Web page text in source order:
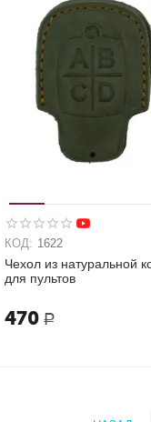
КОД: 1622
Чехол из натуральной
для пультов
470 Р